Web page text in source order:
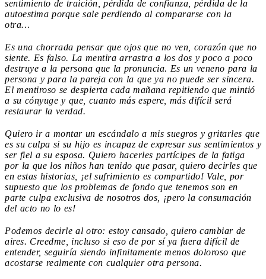
sentimiento de traición, pérdida de confianza, pérdida de la
autoestima porque sale perdiendo al compararse con la
otra…
Es una chorrada pensar que ojos que no ven, corazón que no
siente. Es falso. La mentira arrastra a los dos y poco a poco
destruye a la persona que la pronuncia. Es un veneno para la
persona y para la pareja con la que ya no puede ser sincera.
El mentiroso se despierta cada mañana repitiendo que mintió
a su cónyuge y que, cuanto más espere, más difícil será
restaurar la verdad.
Quiero ir a montar un escándalo a mis suegros y gritarles que
es su culpa si su hijo es incapaz de expresar sus sentimientos y
ser fiel a su esposa. Quiero hacerles partícipes de la fatiga
por la que los niños han tenido que pasar, quiero decirles que
en estas historias, ¡el sufrimiento es compartido! Vale, por
supuesto que los problemas de fondo que tenemos son en
parte culpa exclusiva de nosotros dos, ¡pero la consumación
del acto no lo es!
Podemos decirle al otro: estoy cansado, quiero cambiar de
aires. Creedme, incluso si eso de por sí ya fuera difícil de
entender, seguiría siendo infinitamente menos doloroso que
acostarse realmente con cualquier otra persona.